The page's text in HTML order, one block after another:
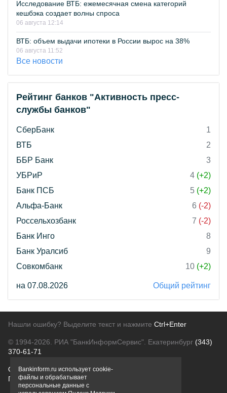
Исследование ВТБ: ежемесячная смена категорий
кешбэка создает волны спроса
06 августа 12:14
ВТБ: объем выдачи ипотеки в России вырос на 38%
06 августа 11:52
Все новости
Рейтинг банков "Активность пресс-
службы банков"
СберБанк
1
ВТБ
2
ББР Банк
3
УБРиР
4 (+2)
Банк ПСБ
5 (+2)
Альфа-Банк
6 (-2)
Россельхозбанк
7 (-2)
Банк Инго
8
Банк Уралсиб
9
Совкомбанк
10 (+2)
на 07.08.2026 Общий рейтинг
Нашли ошибку? Выделите текст и нажмите Ctrl+Enter
© 1994-2026. РИА "БанкИнформСервис". Екатеринбург (343)
370-61-71
О проектеПолитика конфиденциальности
Правовая информацияДля рекламодателей
Bankinform.ru использует cookie-
файлы и обрабатывает
персональные данные с